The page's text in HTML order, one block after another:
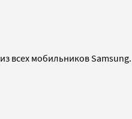
всех мобильников